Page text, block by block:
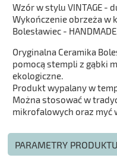
Wzór w stylu VINTAGE -
Wykończenie obrzeża w
Bolesławiec -
Oryginalna Ceramika
pomocą stempli z gąbki
ekologiczne.
Produkt wypalany w
Można stosować w
mikrofalowych oraz myć
PARAMETRY PRODUKTU